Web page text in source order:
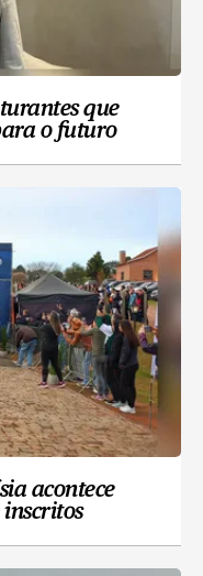
que
o futuro
acontece